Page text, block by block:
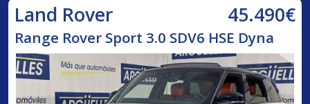
Land Rover 45.490€
Range Rover Sport 3.0 SDV6 HSE Dyna